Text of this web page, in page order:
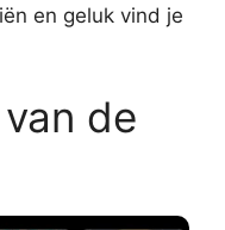
en geluk vind je
de